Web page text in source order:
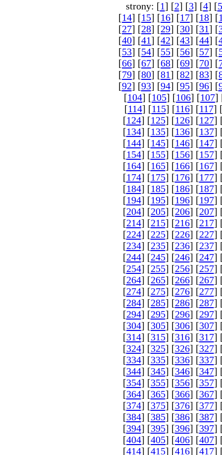
strony: [1] [2] [3] [4] [5
[14] [15] [16] [17] [18] [
[27] [28] [29] [30] [31] [
[40] [41] [42] [43] [44] [
[53] [54] [55] [56] [57] [
[66] [67] [68] [69] [70] [
[79] [80] [81] [82] [83] [
[92] [93] [94] [95] [96] [
[104] [105] [106] [107]
[114] [115] [116] [117]
[124] [125] [126] [127]
[134] [135] [136] [137]
[144] [145] [146] [147]
[154] [155] [156] [157]
[164] [165] [166] [167]
[174] [175] [176] [177]
[184] [185] [186] [187]
[194] [195] [196] [197]
[204] [205] [206] [207]
[214] [215] [216] [217]
[224] [225] [226] [227]
[234] [235] [236] [237]
[244] [245] [246] [247]
[254] [255] [256] [257]
[264] [265] [266] [267]
[274] [275] [276] [277]
[284] [285] [286] [287]
[294] [295] [296] [297]
[304] [305] [306] [307]
[314] [315] [316] [317]
[324] [325] [326] [327]
[334] [335] [336] [337]
[344] [345] [346] [347]
[354] [355] [356] [357]
[364] [365] [366] [367]
[374] [375] [376] [377]
[384] [385] [386] [387]
[394] [395] [396] [397]
[404] [405] [406] [407]
[414] [415] [416] [417]